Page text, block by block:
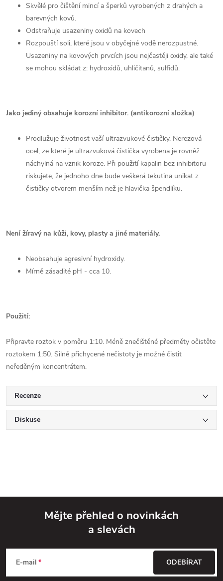
Skvělé pro čištění mincí a šperků vyrobených z drahých a
barevných kovů.
Odstraňuje usazeniny oxidů na kovech
Rozpouští soli, které jsou v obyčejné vodě nerozpustné.
Usazeniny na kovových prvcích jsou nejčastěji oxidy, ale také
se mohou skládat z: hydroxidů, uhličitanů, sulfidů.
Jako jediný obsahuje korozní inhibitor. (antikorozní složka)
Prodlužuje životnost vaší ultrazvukové čističky. Nerezová
ocel, ze které je ultrazvuková čistička vyrobena je rovněž
náchylná na vznik koroze. Při použití kapalin bez inhibitoru
riskujete, že jednoho dne bude veškerá tekutina unikat z
čističky otvorem menším než je hlavička špendlíku.
Není žíravý na kůži, kovy, plasty a jiné materiály.
Neobsahuje agresivní hydroxidy.
Mírně zásadité pH - cca 10.
Použití:
Připravte roztok v poměru 1:10. Méně znečištěné předměty očistěte
roztokem 1:50. Silně přichycené nečistoty je možné čistit
neředěným koncentrátem.
Recenze
Diskuse
Mějte přehled o novinkách
a slevách
E-mail ODEBÍRAT